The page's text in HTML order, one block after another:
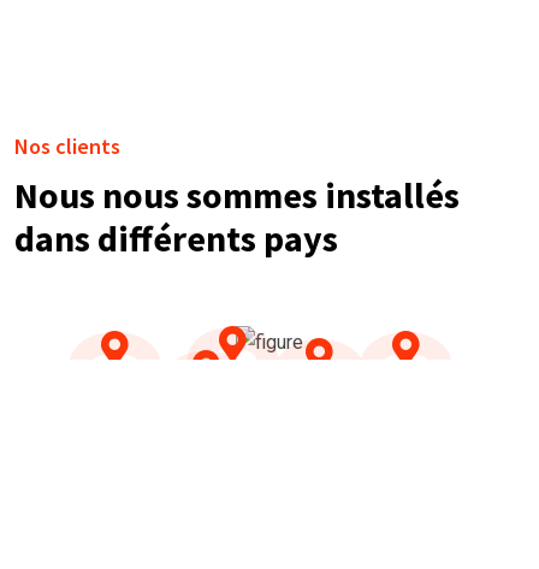
Nos clients
Nous nous sommes installés
dans différents pays